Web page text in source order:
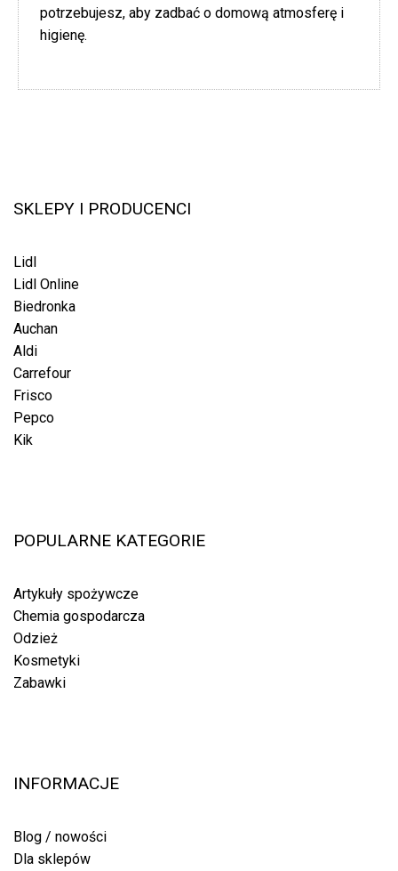
potrzebujesz, aby zadbać o domową atmosferę i
higienę.
SKLEPY I PRODUCENCI
Lidl
Lidl Online
Biedronka
Auchan
Aldi
Carrefour
Frisco
Pepco
Kik
POPULARNE KATEGORIE
Artykuły spożywcze
Chemia gospodarcza
Odzież
Kosmetyki
Zabawki
INFORMACJE
Blog / nowości
Dla sklepów